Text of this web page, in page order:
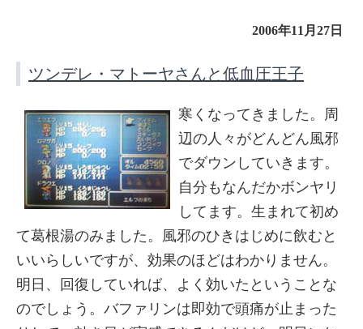
2006年11月27日
ツンデレ・マトーヤさんと低血圧王子
寒くなってきました。周
辺の人々がどんどん風邪
でダウンしていきます。
自分もなんだかボンヤリ
してます。生まれて初め
て葛根湯のみました。風邪のひきはじめに飲むと
いいらしいですが、効果のほどはわかりません。
明日、回復していれば、よく効いたということな
のでしょう。バファリンは即効で頭痛が止まった